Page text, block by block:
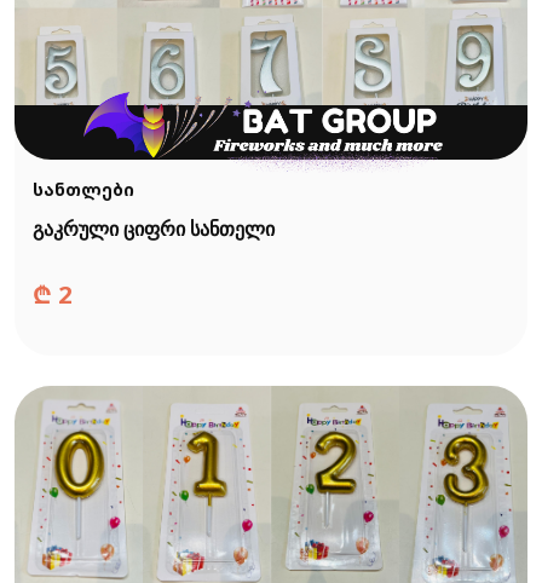
სანთლები
გაკრული ციფრი სანთელი
₾ 2